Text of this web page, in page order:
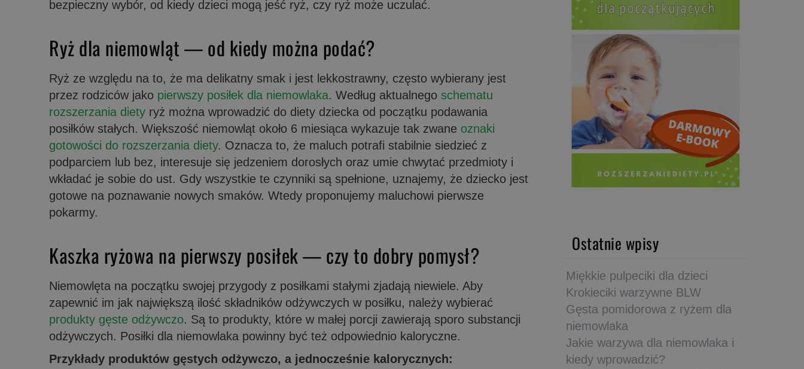
bezpieczny wybór, od kiedy dzieci mogą jeść ryż, czy ryż może uczulać.
Ryż dla niemowląt — od kiedy można podać?
Ryż ze względu na to, że ma delikatny smak i jest lekkostrawny, często wybierany jest
przez rodziców jako pierwszy posiłek dla niemowlaka. Według aktualnego schematu
rozszerzania diety ryż można wprowadzić do diety dziecka od początku podawania
posiłków stałych. Większość niemowląt około 6 miesiąca wykazuje tak zwane oznaki
gotowości do rozszerzania diety. Oznacza to, że maluch potrafi stabilnie siedzieć z
podparciem lub bez, interesuje się jedzeniem dorosłych oraz umie chwytać przedmioty i
wkładać je sobie do ust. Gdy wszystkie te czynniki są spełnione, uznajemy, że dziecko jest
gotowe na poznawanie nowych smaków. Wtedy proponujemy maluchowi pierwsze
pokarmy.
Kaszka ryżowa na pierwszy posiłek — czy to dobry pomysł?
Niemowlęta na początku swojej przygody z posiłkami stałymi zjadają niewiele. Aby
zapewnić im jak największą ilość składników odżywczych w posiłku, należy wybierać
produkty gęste odżywczo. Są to produkty, które w małej porcji zawierają sporo substancji
odżywczych. Posiłki dla niemowlaka powinny być też odpowiednio kaloryczne.
Przykłady produktów gęstych odżywczo, a jednocześnie kalorycznych:
Ostatnie wpisy
Miękkie pulpeciki dla dzieci
Krokieciki warzywne BLW
Gęsta pomidorowa z ryżem dla
niemowlaka
Jakie warzywa dla niemowlaka i
kiedy wprowadzić?